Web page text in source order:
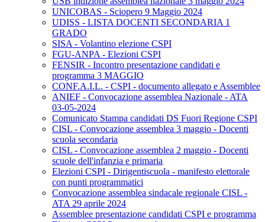
UNICOBAS - Sciopero 9 Maggio 2024
UDISS - LISTA DOCENTI SECONDARIA 1
GRADO
SISA - Volantino elezione CSPI
FGU-ANPA - Elezioni CSPI
FENSIR - Incontro presentazione candidati e
programma 3 MAGGIO
CONF.A.I.L. - CSPI - documento allegato e Assemblee
ANIEF - Convocazione assemblea Nazionale - ATA
03-05-2024
Comunicato Stampa candidati DS Fuori Regione CSPI
CISL - Convocazione assemblea 3 maggio - Docenti
scuola secondaria
CISL - Convocazione assemblea 2 maggio - Docenti
scuole dell'infanzia e primaria
Elezioni CSPI - Dirigentiscuola - manifesto elettorale
con punti programmatici
Convocazione assemblea sindacale regionale CISL -
ATA 29 aprile 2024
Assemblee presentazione candidati CSPI e programma